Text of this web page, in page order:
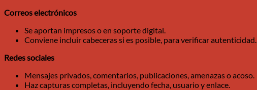
Correos electrónicos
Se aportan impresos o en soporte digital.
Conviene incluir cabeceras si es posible, para verificar autenticidad.
Redes sociales
Mensajes privados, comentarios, publicaciones, amenazas o acoso.
Haz capturas completas, incluyendo fecha, usuario y enlace.